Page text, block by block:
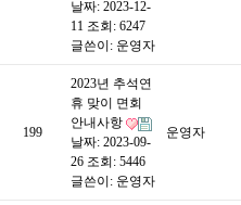
날짜: 2023-12-
11 조회: 6247
글쓴이: 운영자
199
2023년 추석연
휴 맞이 면회
안내사항
날짜: 2023-09-
26 조회: 5446
글쓴이: 운영자
운영자